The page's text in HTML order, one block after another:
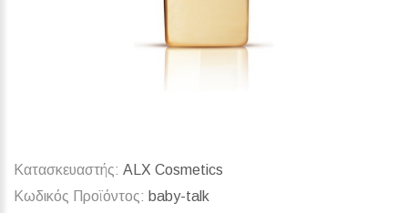
Κατασκευαστής: ALX Cosmetics
Κωδικός Προϊόντος: baby-talk